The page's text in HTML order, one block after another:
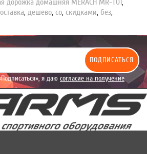
дешево со скидками без
ПОДПИСАТЬСЯ
я даю согласие на получение
рекламного характера.